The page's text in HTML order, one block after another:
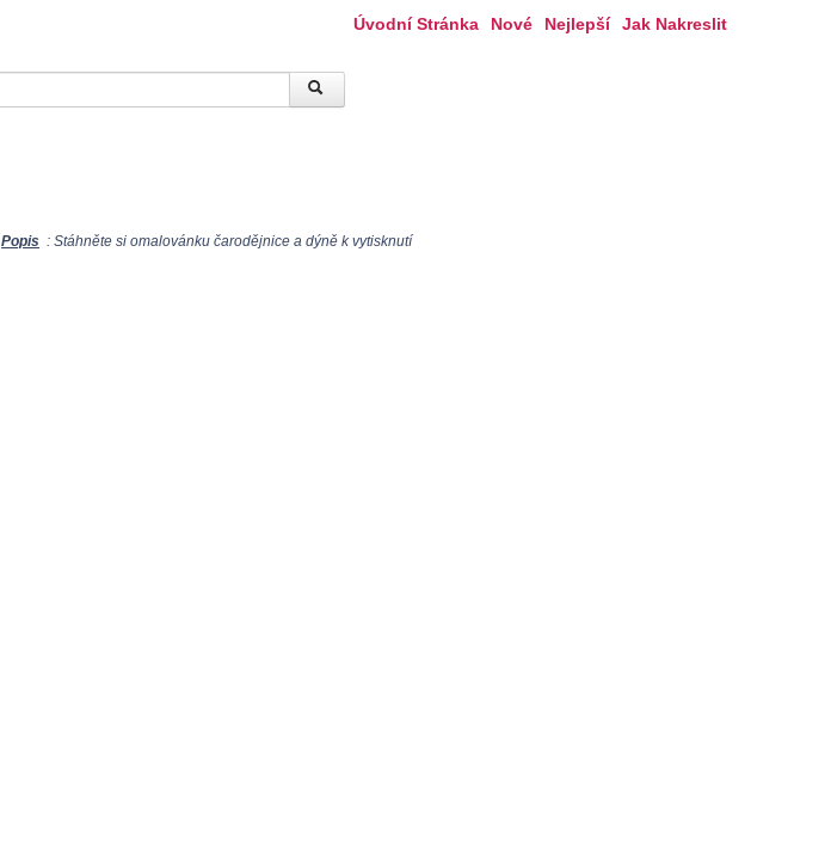
Úvodní Stránka Nové Nejlepší Jak Nakreslit
Popis : Stáhněte si omalovánku čarodějnice a dýně k vytisknutí